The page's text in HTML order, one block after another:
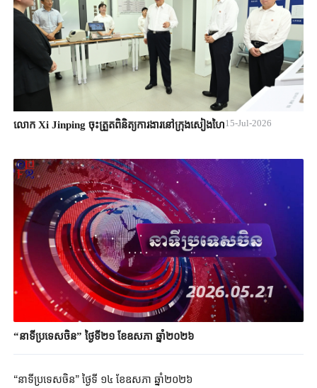
លោក Xi Jinping ចុះត្រួតពិនិត្យការងារនៅក្រុងសៀងហៃ15-Jul-2026
“នាទីប្រទេសចិន” ថ្ងៃទី២១ ខែឧសភា ឆ្នាំ២០២៦
“នាទីប្រទេសចិន” ថ្ងៃទី ១៤ ខែឧសភា ឆ្នាំ២០២៦